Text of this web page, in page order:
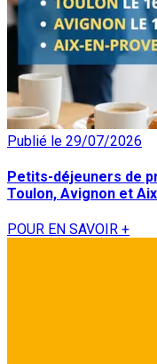
Publié le 29/07/2026
Petits-déjeuners de
Toulon, Avignon et
POUR EN SAVOIR +